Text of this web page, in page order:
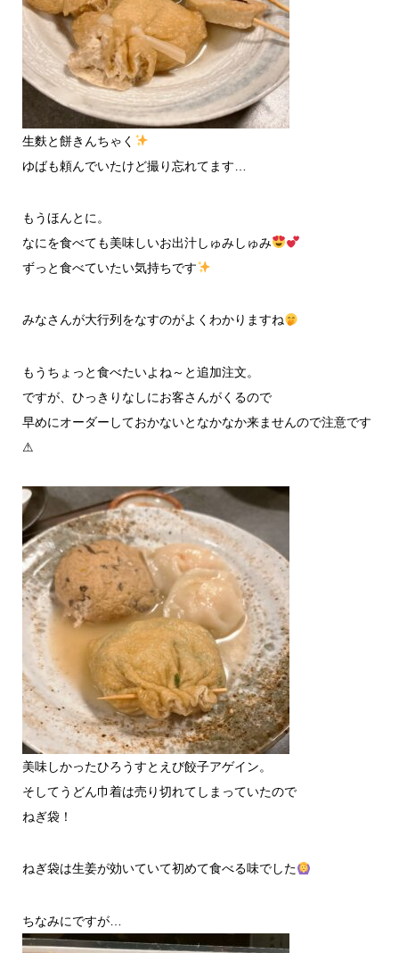
生麩と餅きんちゃく
ゆばも頼んでいたけど撮り忘れてます…
もうほんとに。
なにを食べても美味しいお出汁しゅみしゅみ
ずっと食べていたい気持ちです
みなさんが大行列をなすのがよくわかりますね
もうちょっと食べたいよね～と追加注文。
ですが、ひっきりなしにお客さんがくるので
早めにオーダーしておかないとなかなか来ませんので注意です
⚠
美味しかったひろうすとえび餃子アゲイン。
そしてうどん巾着は売り切れてしまっていたので
ねぎ袋！
ねぎ袋は生姜が効いていて初めて食べる味でした
ちなみにですが…